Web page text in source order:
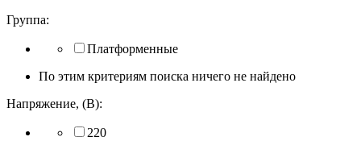
Группа:
Платформенные
По этим критериям поиска ничего не найдено
Напряжение, (В):
220